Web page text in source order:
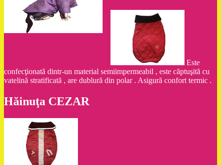
Este
confecţionată dintr-un material semiimpermeabil , este căptuşită cu
vatelină stratificată , are dublură din polar . Asigură confort termic .
Hăinuţa CEZAR